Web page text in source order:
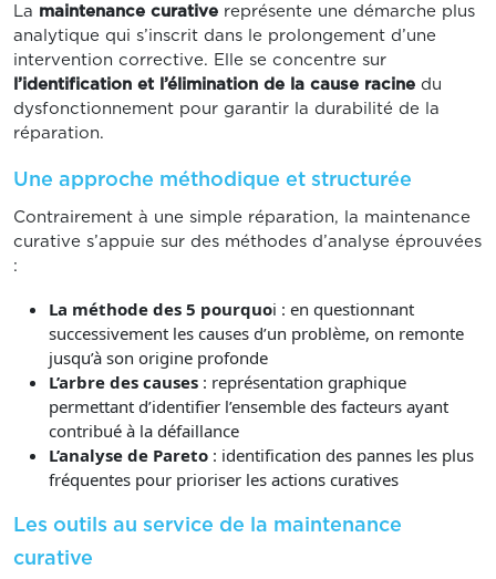
La maintenance curative représente une démarche plus
analytique qui s’inscrit dans le prolongement d’une
intervention corrective. Elle se concentre sur
l’identification et l’élimination de la cause racine du
dysfonctionnement pour garantir la durabilité de la
réparation.
Une approche méthodique et structurée
Contrairement à une simple réparation, la maintenance
curative s’appuie sur des méthodes d’analyse éprouvées
:
La méthode des 5 pourquoi : en questionnant
successivement les causes d’un problème, on remonte
jusqu’à son origine profonde
L’arbre des causes : représentation graphique
permettant d’identifier l’ensemble des facteurs ayant
contribué à la défaillance
L’analyse de Pareto : identification des pannes les plus
fréquentes pour prioriser les actions curatives
Les outils au service de la maintenance
curative